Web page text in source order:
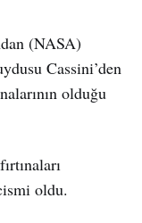
(NASA)
Cassini’den
olduğu
oldu.